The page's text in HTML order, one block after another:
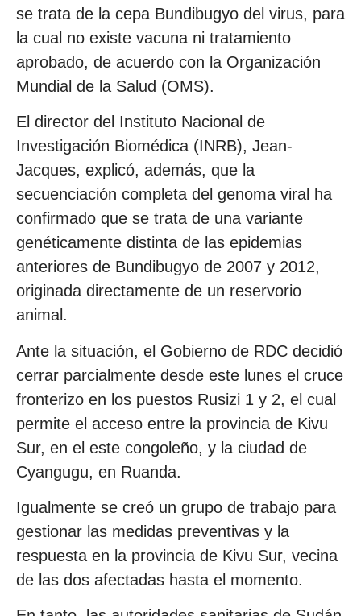
se trata de la cepa Bundibugyo del virus, para
la cual no existe vacuna ni tratamiento
aprobado, de acuerdo con la Organización
Mundial de la Salud (OMS).
El director del Instituto Nacional de
Investigación Biomédica (INRB), Jean-
Jacques, explicó, además, que la
secuenciación completa del genoma viral ha
confirmado que se trata de una variante
genéticamente distinta de las epidemias
anteriores de Bundibugyo de 2007 y 2012,
originada directamente de un reservorio
animal.
Ante la situación, el Gobierno de RDC decidió
cerrar parcialmente desde este lunes el cruce
fronterizo en los puestos Rusizi 1 y 2, el cual
permite el acceso entre la provincia de Kivu
Sur, en el este congoleño, y la ciudad de
Cyangugu, en Ruanda.
Igualmente se creó un grupo de trabajo para
gestionar las medidas preventivas y la
respuesta en la provincia de Kivu Sur, vecina
de las dos afectadas hasta el momento.